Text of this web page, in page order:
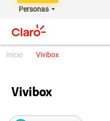
Personas
vivibox
Vivibox